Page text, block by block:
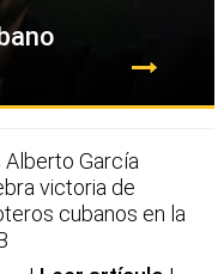
Alberto García
victoria de
cubanos en la